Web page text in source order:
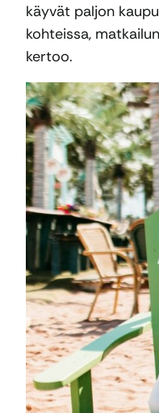
käyvät paljon
kohteissa,
kertoo.